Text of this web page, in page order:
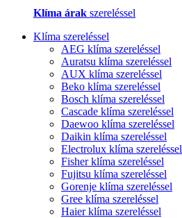
Klíma árak szereléssel
Klíma szereléssel
AEG klíma szereléssel
Auratsu klíma szereléssel
AUX klíma szereléssel
Beko klíma szereléssel
Bosch klíma szereléssel
Cascade klíma szereléssel
Daewoo klíma szereléssel
Daikin klíma szereléssel
Electrolux klíma szereléssel
Fisher klíma szereléssel
Fujitsu klíma szereléssel
Gorenje klíma szereléssel
Gree klíma szereléssel
Haier klíma szereléssel